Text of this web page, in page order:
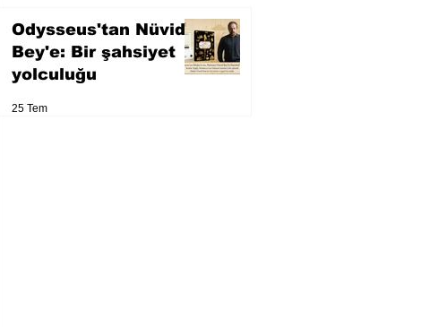
Odysseus'tan Nüvid
Bey'e: Bir şahsiyet
yolculuğu
25 Tem